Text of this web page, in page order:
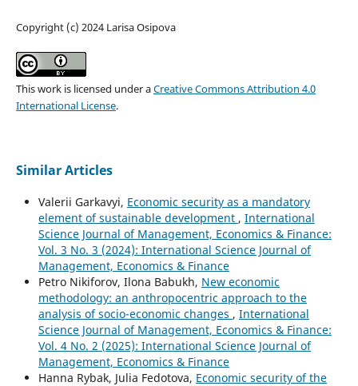
Copyright (c) 2024 Larisa Osipova
This work is licensed under aCreative Commons Attribution 4.0
International License.
Similar Articles
Valerii Garkavyi, Economic security as a mandatory
element of sustainable development , International
Science Journal of Management, Economics & Finance:
Vol. 3 No. 3 (2024): International Science Journal of
Management, Economics & Finance
Petro Nikiforov, Ilona Babukh, New economic
methodology: an anthropocentric approach to the
analysis of socio-economic changes , International
Science Journal of Management, Economics & Finance:
Vol. 4 No. 2 (2025): International Science Journal of
Management, Economics & Finance
Hanna Rybak, Julia Fedotova, Economic security of the